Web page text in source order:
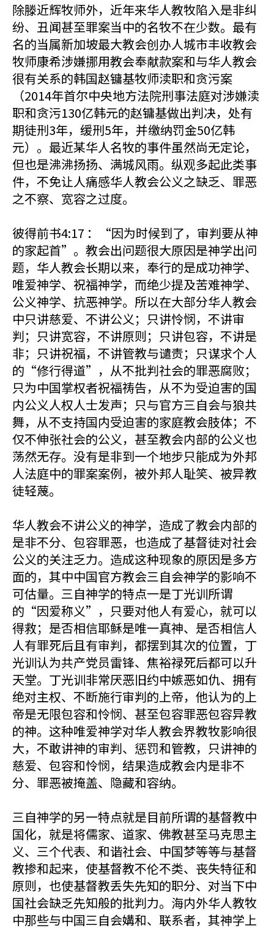
除滕近辉牧师外，近年来华人教牧陷入是非纠
纷、丑闻甚至罪案当中的名牧不在少数。最有
名的当属新加坡最大教会创办人城市丰收教会
牧师康希涉嫌挪用教会奉献款案和与华人教会
很有关系的韩国赵镛基牧师渎职和贪污案
（2014年首尔中央地方法院刑事法庭对涉嫌渎
职和贪污130亿韩元的赵镛基做出判决，处有
期徒刑3年，缓刑5年，并缴纳罚金50亿韩
元）。最近某华人名牧的事件虽然尚无定论，
但也是沸沸扬扬、满城风雨。纵观多起此类事
件，不免让人痛感华人教会公义之缺乏、罪恶
之不察、宽容之过度。
彼得前书4:17 ：“因为时候到了，审判要从神
的家起首”。教会出问题很大原因是神学出问
题，华人教会长期以来，奉行的是成功神学、
唯爱神学、祝福神学，而绝少提及苦难神学、
公义神学、抗恶神学。所以在大部分华人教会
中只讲慈爱、不讲公义；只讲怜悯，不讲审
判；只讲宽容，不讲原则；只讲包容，不讲是
非；只讲祝福，不讲管教与谴责；只谋求个人
的“修行得道”，从不批判社会的罪恶腐败；
只为中国掌权者祝福祷告，从不为受迫害的国
内公义人权人士发声；只与官方三自会与狼共
舞，从不支持国内受迫害的家庭教会肢体；不
仅不伸张社会的公义，甚至教会内部的公义也
荡然无存。没有是非到一个地步只能成为外邦
人法庭中的罪案案例，被外邦人耻笑、被异教
徒轻蔑。
华人教会不讲公义的神学，造成了教会内部的
是非不分、包容罪恶，也造成了基督徒对社会
公义的关注乏力。造成这种现象的原因是多方
面的，其中中国官方教会三自会神学的影响不
可估量。三自神学的特点一是丁光训所谓
的“因爱称义”，只要对他人有爱心，就可以
得救；是否相信耶稣是唯一真神、是否相信人
人有罪死后且有审判，都摆到其次的位置，丁
光训认为共产党员雷锋、焦裕禄死后都可以升
天堂。丁光训非常厌恶旧约中嫉恶如仇、拥有
绝对主权、不断施行审判的上帝，他认为的上
帝是无限包容和怜悯、甚至包容罪恶包容异教
的神。这种唯爱神学对华人教会界教牧影响很
大，不敢讲神的审判、惩罚和管教，只讲神的
慈爱、包容和怜悯，结果造成教会内是非不
分、罪恶被掩盖、隐藏和容纳。
三自神学的另一特点就是目前所谓的基督教中
国化，就是将儒家、道家、佛教甚至马克思主
义、三个代表、和谐社会、中国梦等等与基督
教掺和起来，使基督教不伦不类、丧失特征和
原则，也使基督教丢失先知的职分、对当下中
国社会缺乏先知般的批判力。海内外华人教牧
中那些与中国三自会媾和、联系者，其神学上